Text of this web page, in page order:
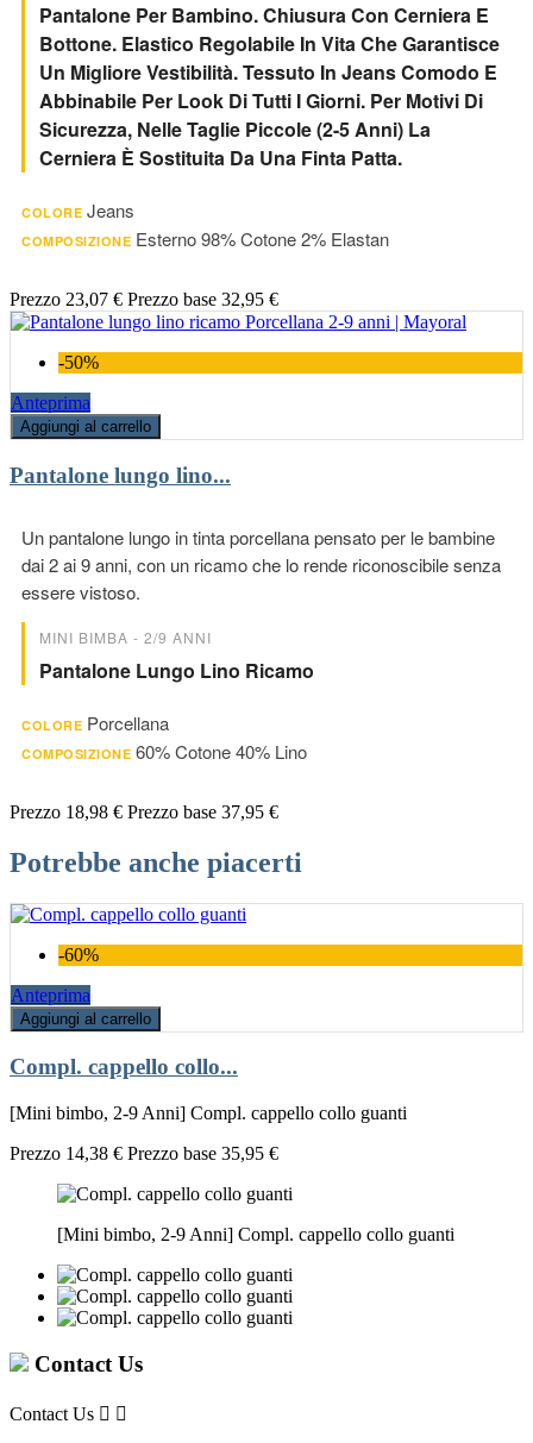
Pantalone Per Bambino. Chiusura Con Cerniera E
Bottone. Elastico Regolabile In Vita Che Garantisce
Un Migliore Vestibilità. Tessuto In Jeans Comodo E
Abbinabile Per Look Di Tutti I Giorni. Per Motivi Di
Sicurezza, Nelle Taglie Piccole (2-5 Anni) La
Cerniera È Sostituita Da Una Finta Patta.
COLORE Jeans
COMPOSIZIONE Esterno 98% Cotone 2% Elastan
Prezzo 23,07 € Prezzo base 32,95 €
-50%
Anteprima
Aggiungi al carrello
Pantalone lungo lino...
Un pantalone lungo in tinta porcellana pensato per le bambine
dai 2 ai 9 anni, con un ricamo che lo rende riconoscibile senza
essere vistoso.
MINI BIMBA - 2/9 ANNI
Pantalone Lungo Lino Ricamo
COLORE Porcellana
COMPOSIZIONE 60% Cotone 40% Lino
Prezzo 18,98 € Prezzo base 37,95 €
Potrebbe anche piacerti
-60%
Anteprima
Aggiungi al carrello
Compl. cappello collo...
[Mini bimbo, 2-9 Anni] Compl. cappello collo guanti
Prezzo 14,38 € Prezzo base 35,95 €
[Mini bimbo, 2-9 Anni] Compl. cappello collo guanti
Contact Us
Contact Us  